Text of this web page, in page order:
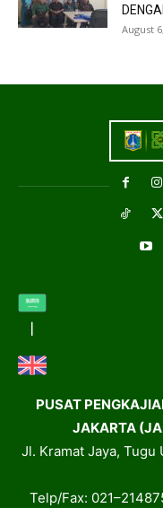
August
PUSAT
JAKARTA
Jl. Kramat Jaya, Tugu
Telp/Fax: